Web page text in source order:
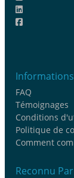
Informations
FAQ
Témoignages
Conditions
Politique de
Comment
Reconnu Par